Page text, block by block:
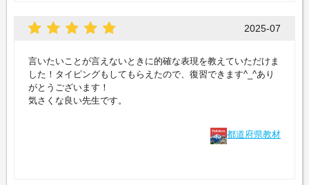
2025-07
言いたいことが言えないときに的確な表現を教えていただけま
した！タイピングもしてもらえたので、復習できます^_^あり
がとうございます！
気さくな良い先生です。
都道府県教材